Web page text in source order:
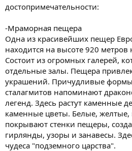
достопримечательности:
-Мраморная пещера
Одна из красивейших пещер
находится на высоте 920
Состоит из огромных галерей,
отдельные залы. Пещера
украшений. Причудливые формы
сталагмитов напоминают
легенд. Здесь растут каменные
каменные цветы. Белые,
покрывают стенки пещеры,
гирлянды, узоры и занавесы.
чудеса "подземного царства".